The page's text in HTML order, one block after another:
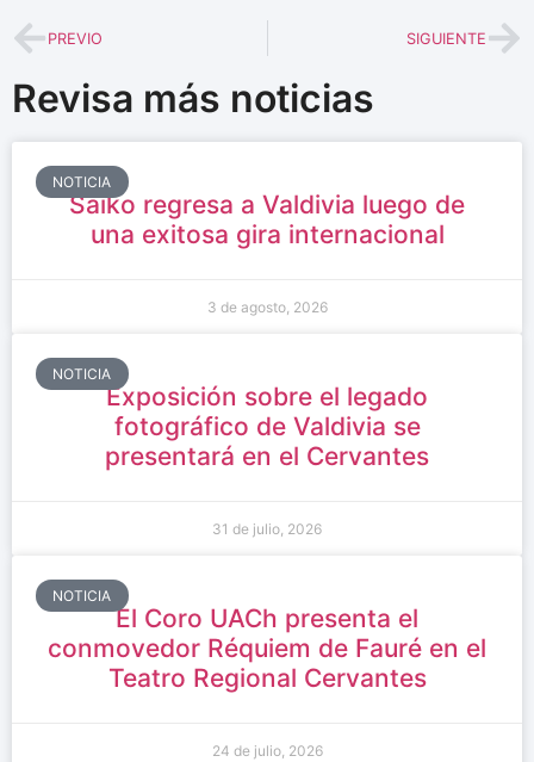
PREVIO SIGUIENTE
Revisa más noticias
NOTICIA
Saiko regresa a Valdivia luego de
una exitosa gira internacional
3 de agosto, 2026
NOTICIA
Exposición sobre el legado
fotográfico de Valdivia se
presentará en el Cervantes
31 de julio, 2026
NOTICIA
El Coro UACh presenta el
conmovedor Réquiem de Fauré en el
Teatro Regional Cervantes
24 de julio, 2026